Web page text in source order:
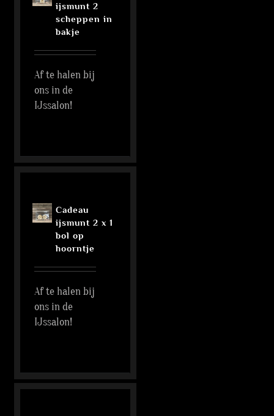
ijsmunt 2
scheppen in
bakje
Af te halen bij
ons in de
IJssalon!
Cadeau
ijsmunt 2 x 1
bol op
hoorntje
Af te halen bij
ons in de
IJssalon!